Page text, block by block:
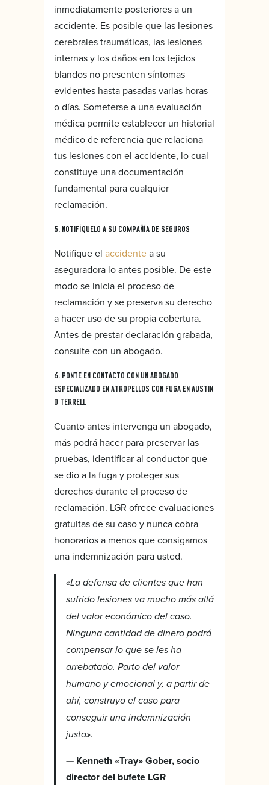
inmediatamente posteriores a un
accidente. Es posible que las lesiones
cerebrales traumáticas, las lesiones
internas y los daños en los tejidos
blandos no presenten síntomas
evidentes hasta pasadas varias horas
o días. Someterse a una evaluación
médica permite establecer un historial
médico de referencia que relaciona
tus lesiones con el accidente, lo cual
constituye una documentación
fundamental para cualquier
reclamación.
5. NOTIFÍQUELO A SU COMPAÑÍA DE SEGUROS
Notifique el accidentea su
aseguradora lo antes posible. De este
modo se inicia el proceso de
reclamación y se preserva su derecho
a hacer uso de su propia cobertura.
Antes de prestar declaración grabada,
consulte con un abogado.
6. PONTE EN CONTACTO CON UN ABOGADO
ESPECIALIZADO EN ATROPELLOS CON FUGA EN AUSTIN
O TERRELL
Cuanto antes intervenga un abogado,
más podrá hacer para preservar las
pruebas, identificar al conductor que
se dio a la fuga y proteger sus
derechos durante el proceso de
reclamación. LGR ofrece evaluaciones
gratuitas de su caso y nunca cobra
honorarios a menos que consigamos
una indemnización para usted.
«La defensa de clientes que han
sufrido lesiones va mucho más allá
del valor económico del caso.
Ninguna cantidad de dinero podrá
compensar lo que se les ha
arrebatado. Parto del valor
humano y emocional y, a partir de
ahí, construyo el caso para
conseguir una indemnización
justa».
— Kenneth «Tray» Gober, socio
director del bufete LGR